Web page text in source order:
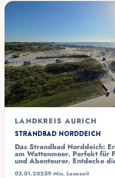
LANDKREIS AURICH
Strandbad Norddeich
Das Strandbad Norddeich:
am Wattenmeer. Perfekt für
und Abenteurer. Entdecke
03.01.20259 Min. Lesezeit